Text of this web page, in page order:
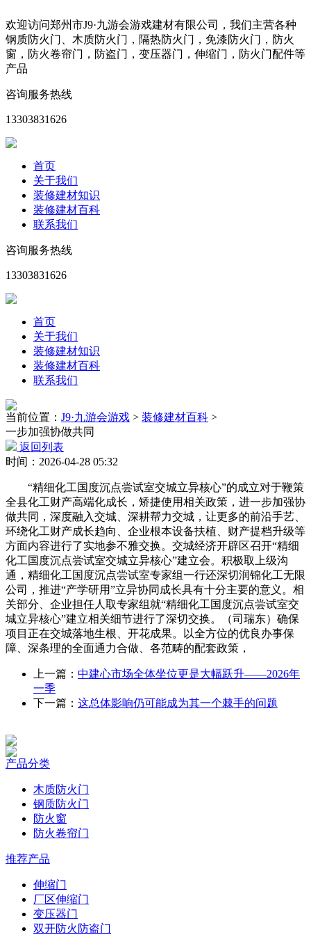
欢迎访问郑州市J9·九游会游戏建材有限公司，我们主营各种
钢质防火门、木质防火门，隔热防火门，免漆防火门，防火
窗，防火卷帘门，防盗门，变压器门，伸缩门，防火门配件等
产品
咨询服务热线
13303831626
首页
关于我们
装修建材知识
装修建材百科
联系我们
咨询服务热线
13303831626
首页
关于我们
装修建材知识
装修建材百科
联系我们
当前位置： J9·九游会游戏 > 装修建材百科 >
一步加强协做共同
返回列表
时间：2026-04-28 05:32
“精细化工国度沉点尝试室交城立异核心”的成立对于鞭策
全县化工财产高端化成长，矫捷使用相关政策，进一步加强协
做共同，深度融入交城、深耕帮力交城，让更多的前沿手艺、
环绕化工财产成长趋向、企业根本设备扶植、财产提档升级等
方面内容进行了实地参不雅交换。交城经济开辟区召开“精细
化工国度沉点尝试室交城立异核心”建立会。积极取上级沟
通，精细化工国度沉点尝试室专家组一行还深切润锦化工无限
公司，推进“产学研用”立异协同成长具有十分主要的意义。相
关部分、企业担任人取专家组就“精细化工国度沉点尝试室交
城立异核心”建立相关细节进行了深切交换。（司瑞东）确保
项目正在交城落地生根、开花成果。以全方位的优良办事保
障、深条理的全面通力合做、各范畴的配套政策，
上一篇： 中建心市场全体坐位更是大幅跃升——2026年
一季
下一篇： 这总体影响仍可能成为其一个棘手的问题
产品分类
木质防火门
钢质防火门
防火窗
防火卷帘门
推荐产品
伸缩门
厂区伸缩门
变压器门
双开防火防盗门